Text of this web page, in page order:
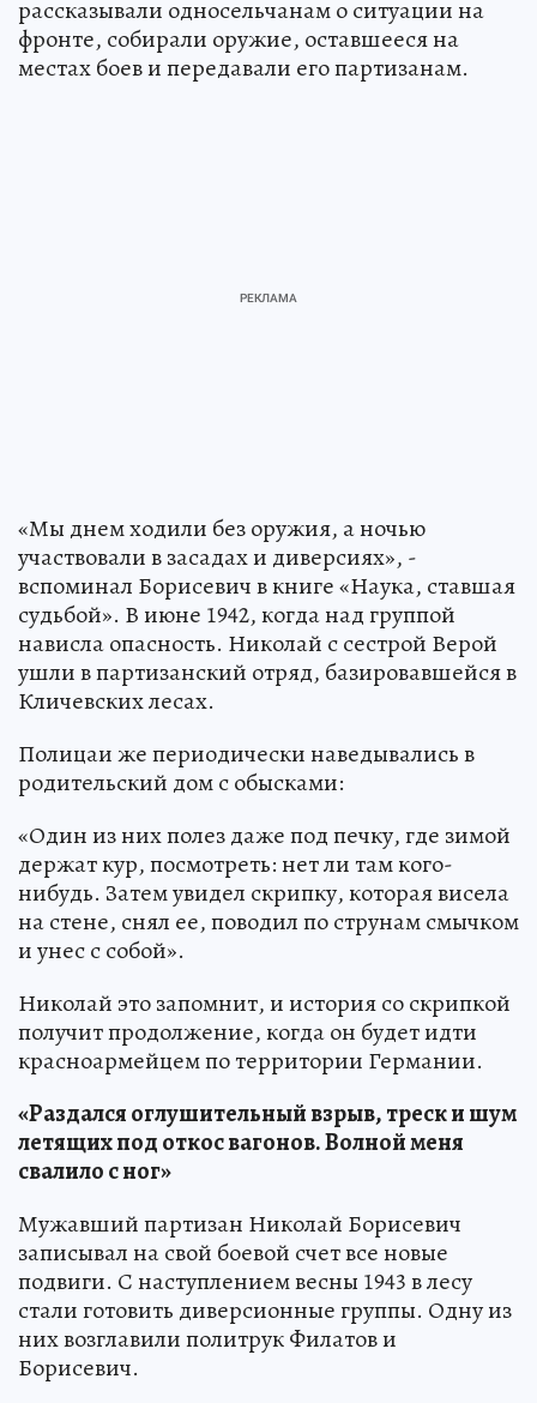
рассказывали односельчанам о ситуации на
фронте, собирали оружие, оставшееся на
местах боев и передавали его партизанам.
«Мы днем ходили без оружия, а ночью
участвовали в засадах и диверсиях», -
вспоминал Борисевич в книге «Наука, ставшая
судьбой». В июне 1942, когда над группой
нависла опасность. Николай с сестрой Верой
ушли в партизанский отряд, базировавшейся в
Кличевских лесах.
Полицаи же периодически наведывались в
родительский дом с обысками:
«Один из них полез даже под печку, где зимой
держат кур, посмотреть: нет ли там кого-
нибудь. Затем увидел скрипку, которая висела
на стене, снял ее, поводил по струнам смычком
и унес с собой».
Николай это запомнит, и история со скрипкой
получит продолжение, когда он будет идти
красноармейцем по территории Германии.
«Раздался оглушительный взрыв, треск и шум
летящих под откос вагонов. Волной меня
свалило с ног»
Мужавший партизан Николай Борисевич
записывал на свой боевой счет все новые
подвиги. С наступлением весны 1943 в лесу
стали готовить диверсионные группы. Одну из
них возглавили политрук Филатов и
Борисевич.